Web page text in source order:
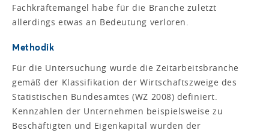
Fachkräftemangel habe für die Branche zuletzt
allerdings etwas an Bedeutung verloren.
Methodik
Für die Untersuchung wurde die Zeitarbeitsbranche
gemäß der Klassifikation der Wirtschaftszweige des
Statistischen Bundesamtes (WZ 2008) definiert.
Kennzahlen der Unternehmen beispielsweise zu
Beschäftigten und Eigenkapital wurden der